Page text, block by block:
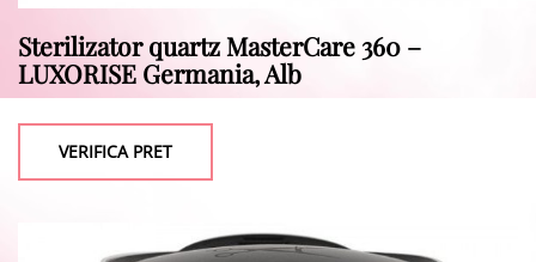
Sterilizator quartz MasterCare 360 –
LUXORISE Germania, Alb
VERIFICA PRET